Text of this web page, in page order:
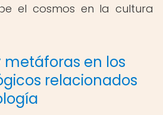
el cosmos en la cultura
metáforas en los
relacionados